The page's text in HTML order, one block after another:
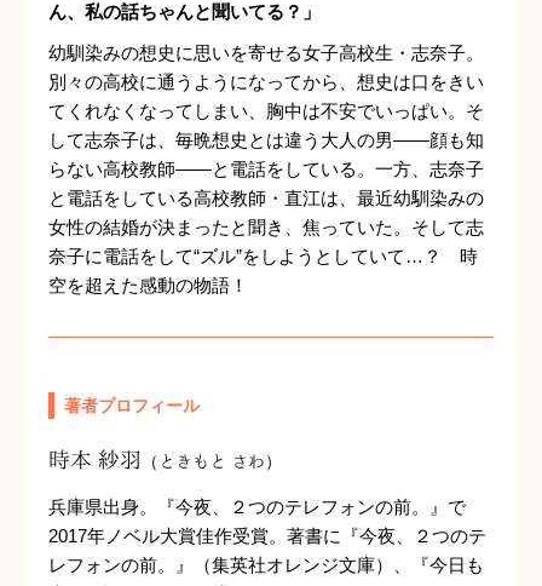
ん、私の話ちゃんと聞いてる？」
幼馴染みの想史に思いを寄せる女子高校生・志奈子。
別々の高校に通うようになってから、想史は口をきい
てくれなくなってしまい、胸中は不安でいっぱい。そ
して志奈子は、毎晩想史とは違う大人の男――顔も知
らない高校教師――と電話をしている。一方、志奈子
と電話をしている高校教師・直江は、最近幼馴染みの
女性の結婚が決まったと聞き、焦っていた。そして志
奈子に電話をして“ズル”をしようとしていて…？ 時
空を超えた感動の物語！
著者プロフィール
時本 紗羽 （ときもと さわ）
兵庫県出身。『今夜、２つのテレフォンの前。』で
2017年ノベル大賞佳作受賞。著書に『今夜、２つのテ
レフォンの前。』（集英社オレンジ文庫）、『今日も